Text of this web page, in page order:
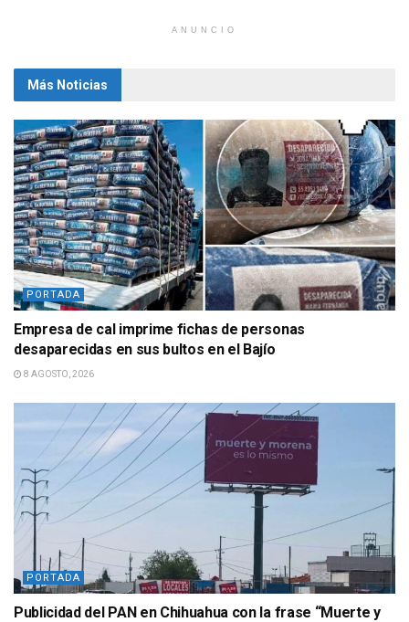
ANUNCIO
Más Noticias
PORTADA
Empresa de cal imprime fichas de personas
desaparecidas en sus bultos en el Bajío
8 AGOSTO, 2026
PORTADA
Publicidad del PAN en Chihuahua con la frase “Muerte y